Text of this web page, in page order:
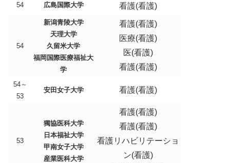
54
広島国際大学
看護(看護)
54
新潟青陵大学
天理大学
久留米大学
福岡国際医療福祉大
学
看護(看護)
医療(看護)
医(看護)
看護(看護)
54～
53
安田女子大学 看護(看護)
53
獨協医科大学
日本福祉大学
甲南女子大学
産業医科大学
看護(看護)
看護(看護)
看護リハビリテーショ
ン(看護)